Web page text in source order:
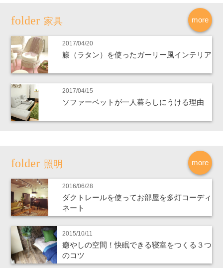
more
家具
2017/04/20
籐（ラタン）を使ったガーリー風インテリア
2017/04/15
ソファーベットが一人暮らしにうける理由
more
照明
2016/06/28
ダクトレールを使ってお部屋を多灯コーディ
ネート
2015/10/11
癒やしの空間！快眠できる寝室をつくる３つ
のコツ